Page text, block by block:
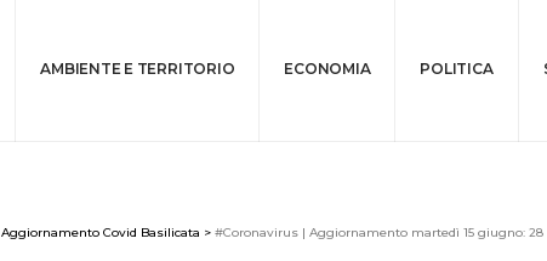
AMBIENTE E TERRITORIO ECONOMIA POLITICA
Aggiornamento Covid Basilicata > #Coronavirus | Aggiornamento martedì 15 giugno: 28